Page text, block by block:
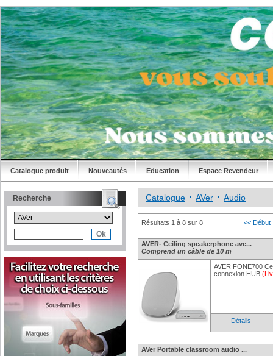
Catalogue produit Nouveautés Education Espace Revendeur
Recherche Catalogue AVer Audio
Résultats 1 à 8 sur 8 << Début
AVER- Ceiling speakerphone ave...
Comprend un câble de 10 m
AVER FONE700
connexion HUB
Détails
AVer Portable classroom audio ...